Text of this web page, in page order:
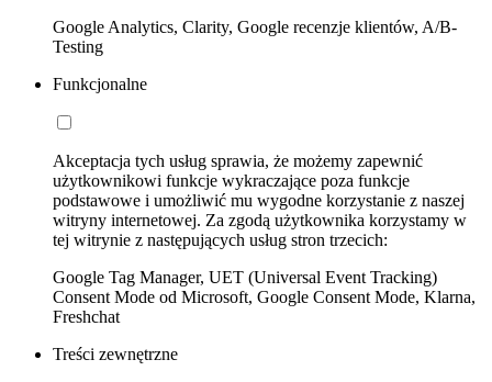
Google Analytics, Clarity, Google recenzje klientów, A/B-
Testing
Funkcjonalne
Akceptacja tych usług sprawia, że możemy zapewnić
użytkownikowi funkcje wykraczające poza funkcje
podstawowe i umożliwić mu wygodne korzystanie z naszej
witryny internetowej. Za zgodą użytkownika korzystamy w
tej witrynie z następujących usług stron trzecich:
Google Tag Manager, UET (Universal Event Tracking)
Consent Mode od Microsoft, Google Consent Mode, Klarna,
Freshchat
Treści zewnętrzne